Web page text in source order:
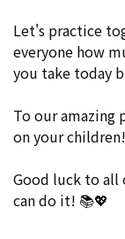
Let's practice
everyone how
you take today
To our amazing
on your children!
Good luck to all
can do it! 📚💖